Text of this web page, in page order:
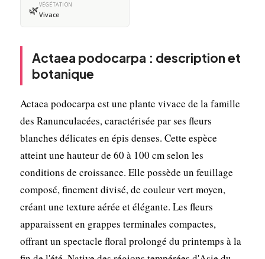
🌿VÉGÉTATION
Vivace
Actaea podocarpa : description et
botanique
Actaea podocarpa est une plante vivace de la famille
des Ranunculacées, caractérisée par ses fleurs
blanches délicates en épis denses. Cette espèce
atteint une hauteur de 60 à 100 cm selon les
conditions de croissance. Elle possède un feuillage
composé, finement divisé, de couleur vert moyen,
créant une texture aérée et élégante. Les fleurs
apparaissent en grappes terminales compactes,
offrant un spectacle floral prolongé du printemps à la